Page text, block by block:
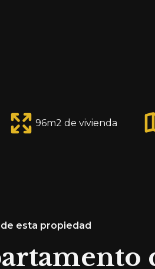
96m2 de vivienda
esta propiedad